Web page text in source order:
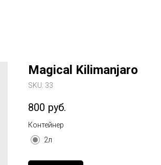
Magical Kilimanjaro
SKU: 33
800 руб.
Контейнер
2л